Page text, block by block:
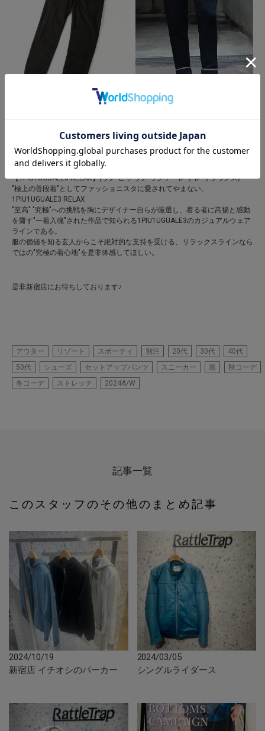
RattleTrap
PLAY】POLARTEC FLEECE PANTS
￥9,500
RattleTrap
PLAY 】LOGO KNIT LONG PANTS
￥12,000
【1PIU1UGUALE3 RELAX】(ウノ ピゥ ウノ ウグァーレ トレ リラックス)
"極上の普段着"としてファッショニスタに愛されてやまない、
1PIU1UGUALE3 RELAX
"至高" "究極"への挑戦を胸にデザイナー自らが厳選し、着る者に高揚と感動
を齎す"一着入魂"された作品で知られる1PIU1UGUALE3のカジュアルウェア
ラインである。
服の価値を知る玄人からこそ絶対的な支持を受ける、リラックスラインなら
ではの"究極の着心地"を是非体感してほしい。
是非新宿店にお待ちしております♪
アウター リゾート スポーティ 別注 20代 30代
40代
50代
シューズ セットアップパンツ スニーカー 黒
秋コーデ
冬コーデ
ストレッチ 2024A/W
記事一覧
このスタッフのその他のまとめ記事
2024/10/19
新宿店 イチオシのパーカー
2024/03/05
シングルライダース